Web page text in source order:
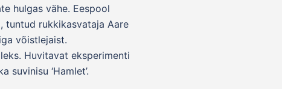
hulgas vähe. Eespool
tuntud rukkikasvataja Aare
võistlejaist.
Huvitavat eksperimenti
suvinisu ‘Hamlet’.